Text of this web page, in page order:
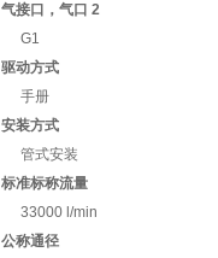
气接口，气口 2
G1
驱动方式
手册
安装方式
管式安装
标准标称流量
33000 l/min
公称通径